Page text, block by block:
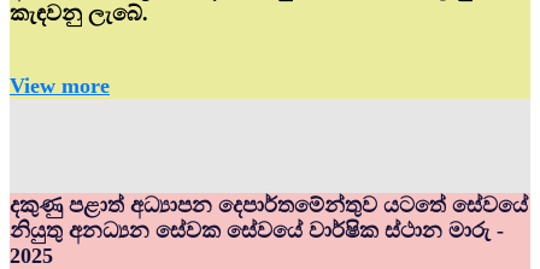
කැඳවනු ලැබේ.
View more
දකුණු පළාත් අධ්‍යාපන දෙපාර්තමේන්තුව යටතේ සේවයේ
නියුතු අනධ්‍යන සේවක සේවයේ වාර්ෂික ස්ථාන මාරු -
2025